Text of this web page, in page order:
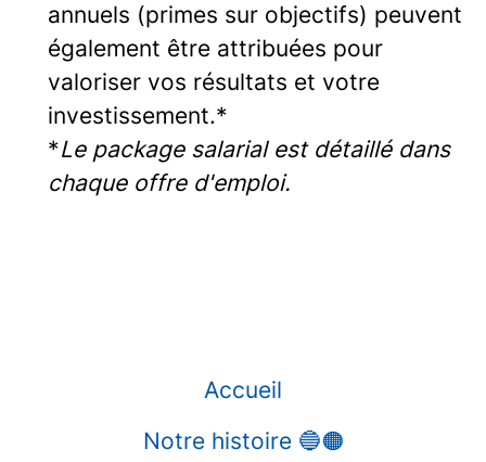
annuels (primes sur objectifs) peuvent
également être attribuées pour
valoriser vos résultats et votre
investissement.*
*Le package salarial est détaillé dans
chaque offre d'emploi.
Accueil
Notre histoire 🔵🟠